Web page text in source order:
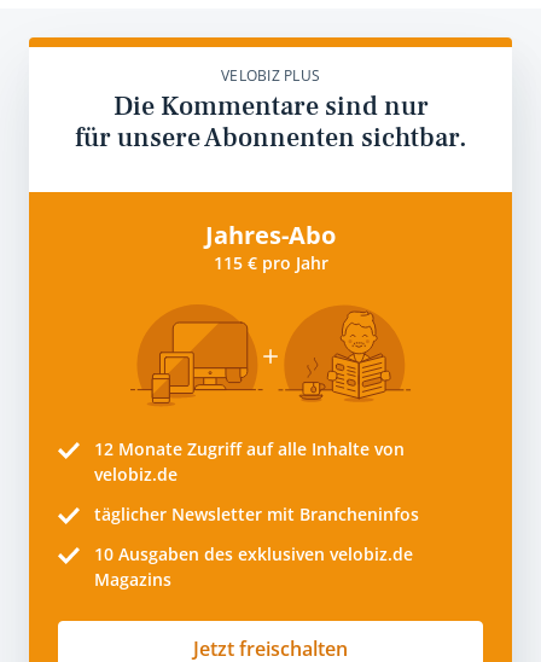
VELOBIZ PLUS
Die Kommentare sind nur
für unsere Abonnenten sichtbar.
Jahres-Abo
115 € pro Jahr
12 Monate Zugriff auf alle Inhalte von
velobiz.de
täglicher Newsletter mit Brancheninfos
10 Ausgaben des exklusiven velobiz.de
Magazins
Jetzt freischalten